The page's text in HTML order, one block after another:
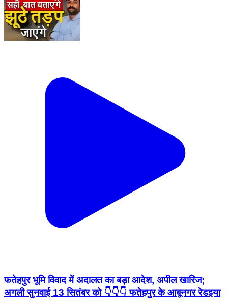
फतेहपुर भूमि विवाद में अदालत का बड़ा आदेश, अपील खारिज;
अगली सुनवाई 13 सितंबर को 👇👇👇 फतेहपुर के आबूनगर रेडइया